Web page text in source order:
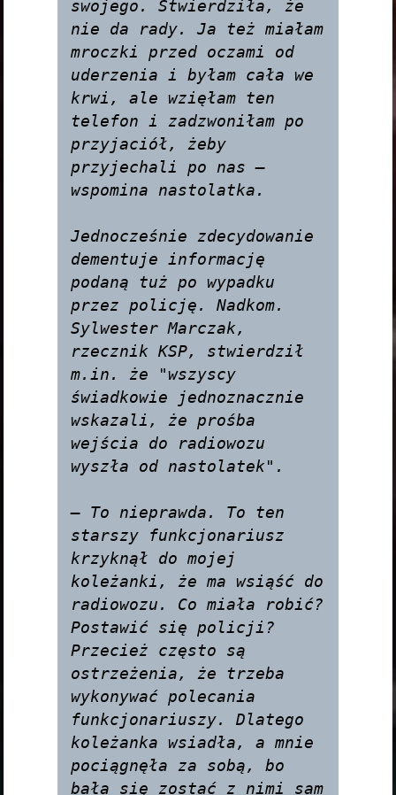
swojego. Stwierdziła, że
nie da rady. Ja też miałam
mroczki przed oczami od
uderzenia i byłam cała we
krwi, ale wzięłam ten
telefon i zadzwoniłam po
przyjaciół, żeby
przyjechali po nas —
wspomina nastolatka.
Jednocześnie zdecydowanie
dementuje informację
podaną tuż po wypadku
przez policję. Nadkom.
Sylwester Marczak,
rzecznik KSP, stwierdził
m.in. że "wszyscy
świadkowie jednoznacznie
wskazali, że prośba
wejścia do radiowozu
wyszła od nastolatek".
— To nieprawda. To ten
starszy funkcjonariusz
krzyknął do mojej
koleżanki, że ma wsiąść do
radiowozu. Co miała robić?
Postawić się policji?
Przecież często są
ostrzeżenia, że trzeba
wykonywać polecania
funkcjonariuszy. Dlatego
koleżanka wsiadła, a mnie
pociągnęła za sobą, bo
bała się zostać z nimi sam